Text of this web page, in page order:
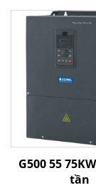
khiển V/F và
vector | Bộ
được chứng
G500 55
tần